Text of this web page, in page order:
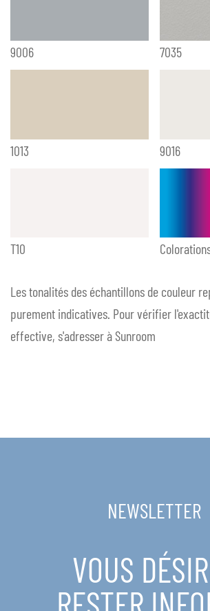
9006 7035
1013 9016
T10
Les tonalités des échantillons de couleur
purement indicatives. Pour vérifier
effective, s'adresser à Sunroom
NEWSLETTER
VOUS